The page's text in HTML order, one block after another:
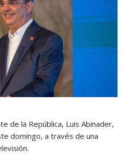
de la República, Luis Abinader,
domingo, a través de una